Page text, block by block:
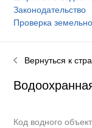
Законодательство
Проверка
Вернуться к
Код водного